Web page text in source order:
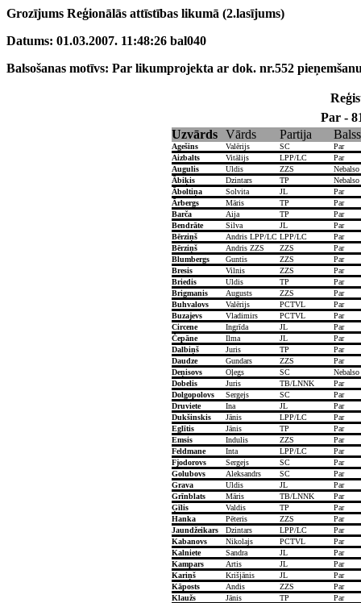
Grozījums Reģionālās attīstības likumā (2.lasījums)
Datums: 01.03.2007. 11:48:26 bal040
Balsošanas motīvs: Par likumprojekta ar dok. nr.552
Par -
Uzvārds
Vārds Partija Balss
Agešins Valērijs SC
Par
Aizbalts
Vitālijs LPP/LC
Par
Augulis
Uldis ZZS
Nebalso
Ābiķis
Dzintars TP
Nebalso
Āboltiņa
Solvita JL
Par
Ārbergs
Māris TP
Par
Barča
Aija TP
Par
Bendrāte
Silva JL
Par
Bērziņš
Andris LPP/LC LPP/LC
Par
Bērziņš
Andris ZZS ZZS
Par
Blumbergs
Guntis ZZS
Par
Bresis
Vilnis ZZS
Par
Briedis
Uldis TP
Par
Brigmanis
Augusts ZZS
Par
Buhvalovs
Valērijs PCTVL
Par
Buzajevs
Vladimirs PCTVL
Par
Circene
Ingrīda JL
Par
Čepāne
Ilma JL
Par
Dalbiņš
Juris TP
Par
Daudze
Gundars ZZS
Par
Deņisovs
Oļegs SC
Nebalso
Dobelis
Juris TB/LNNK
Par
Dolgopolovs
Sergejs SC
Par
Druviete
Ina JL
Par
Dukšinskis
Jānis LPP/LC
Par
Eglītis
Jānis TP
Par
Emsis
Indulis ZZS
Par
Feldmane
Inta LPP/LC
Par
Fjodorovs
Sergejs SC
Par
Golubovs
Aleksandrs SC
Par
Grava
Uldis JL
Par
Grīnblats
Māris TB/LNNK
Par
Ģīlis
Valdis TP
Par
Hanka
Pēteris ZZS
Par
Jaundžeikars
Dzintars LPP/LC
Par
Kabanovs
Nikolajs PCTVL
Par
Kalniete
Sandra JL
Par
Kampars
Artis JL
Par
Kariņš
Krišjānis JL
Par
Kāposts
Andis ZZS
Par
Klaužs
Jānis TP
Par